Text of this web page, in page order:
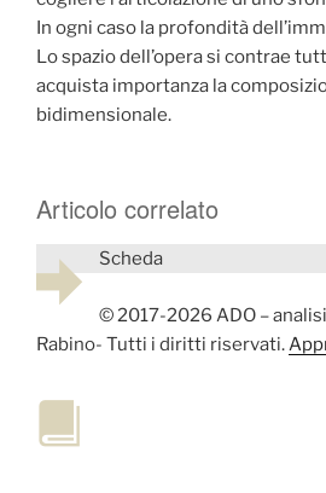
In ogni caso la profondità
Lo spazio dell’opera si contrae
acquista importanza la
bidimensionale.
Articolo correlato
Scheda
© 2017-2026 ADO –
Rabino- Tutti i diritti riservati.